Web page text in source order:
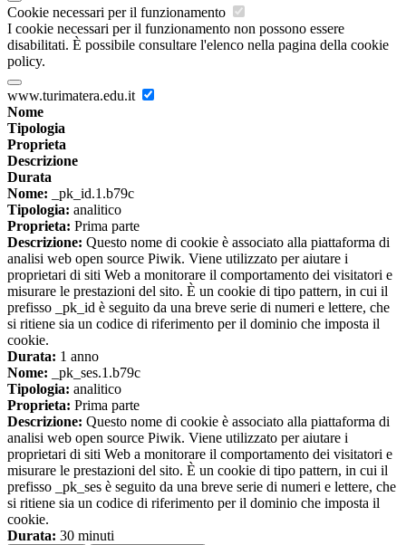
Cookie necessari per il funzionamento
I cookie necessari per il funzionamento non possono essere
disabilitati. È possibile consultare l'elenco nella pagina della cookie
policy.
www.turimatera.edu.it
Nome
Tipologia
Proprieta
Descrizione
Durata
Nome: _pk_id.1.b79c
Tipologia: analitico
Proprieta: Prima parte
Descrizione: Questo nome di cookie è associato alla piattaforma di
analisi web open source Piwik. Viene utilizzato per aiutare i
proprietari di siti Web a monitorare il comportamento dei visitatori e
misurare le prestazioni del sito. È un cookie di tipo pattern, in cui il
prefisso _pk_id è seguito da una breve serie di numeri e lettere, che
si ritiene sia un codice di riferimento per il dominio che imposta il
cookie.
Durata: 1 anno
Nome: _pk_ses.1.b79c
Tipologia: analitico
Proprieta: Prima parte
Descrizione: Questo nome di cookie è associato alla piattaforma di
analisi web open source Piwik. Viene utilizzato per aiutare i
proprietari di siti Web a monitorare il comportamento dei visitatori e
misurare le prestazioni del sito. È un cookie di tipo pattern, in cui il
prefisso _pk_ses è seguito da una breve serie di numeri e lettere, che
si ritiene sia un codice di riferimento per il dominio che imposta il
cookie.
Durata: 30 minuti